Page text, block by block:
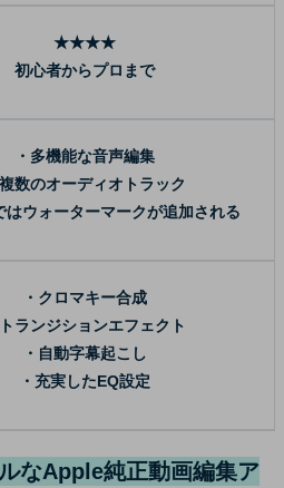
★★★★
初心者からプロまで
・多機能な音声編集
複数のオーディオトラック
はウォーターマークが追加される
・クロマキー合成
トランジションエフェクト
・自動字幕起こし
・充実したEQ設定
なApple純正動画編集ア